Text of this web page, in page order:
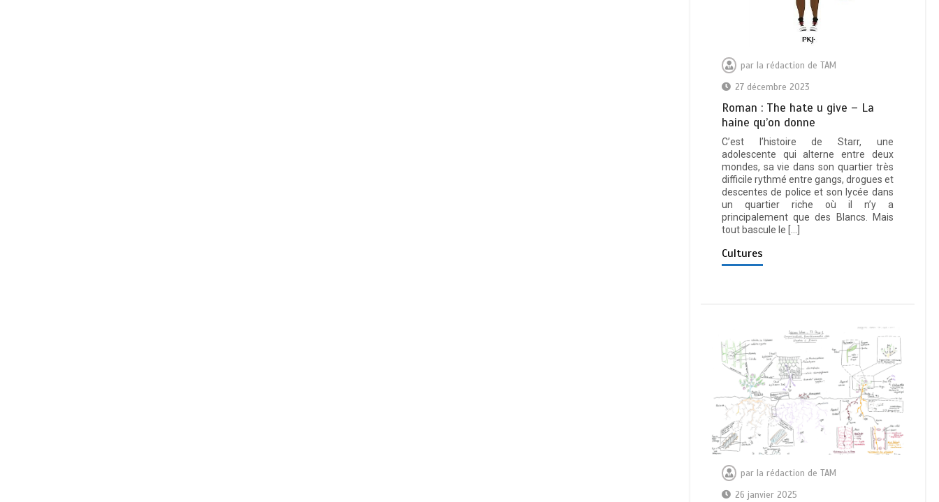
par la rédaction de TAM
27 décembre 2023
Roman : The hate u give – La
haine qu’on donne
C’est l’histoire de Starr, une
adolescente qui alterne entre deux
mondes, sa vie dans son quartier très
difficile rythmé entre gangs, drogues et
descentes de police et son lycée dans
un quartier riche où il n’y a
principalement que des Blancs. Mais
tout bascule le […]
Cultures
par la rédaction de TAM
26 janvier 2025